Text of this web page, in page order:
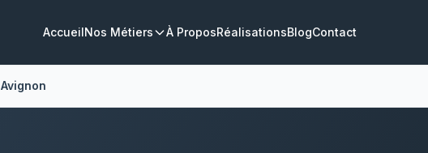
AccueilNos Métiers À ProposRéalisationsBlogContact
Avignon